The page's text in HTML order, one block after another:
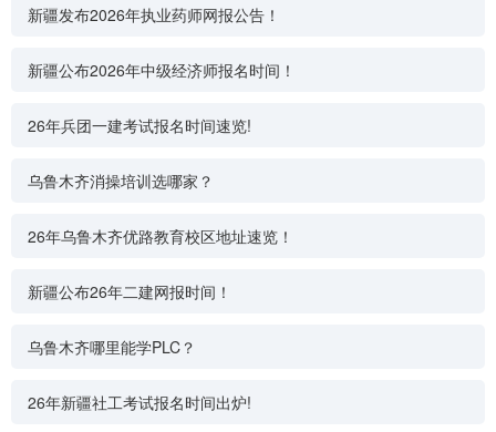
新疆发布2026年执业药师网报公告！
新疆公布2026年中级经济师报名时间！
26年兵团一建考试报名时间速览!
乌鲁木齐消操培训选哪家？
26年乌鲁木齐优路教育校区地址速览！
新疆公布26年二建网报时间！
乌鲁木齐哪里能学PLC？
26年新疆社工考试报名时间出炉!